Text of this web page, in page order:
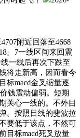
附近回落至4668
。7一线区间来回震
一线后再次下跌至
将走新高，因而看今
标macd金叉缩量逐
钱震动偏弱。短期
关心一线的。不外目
。按照日线的斐波拉
要低于该点，不然可
目标macd死叉放量